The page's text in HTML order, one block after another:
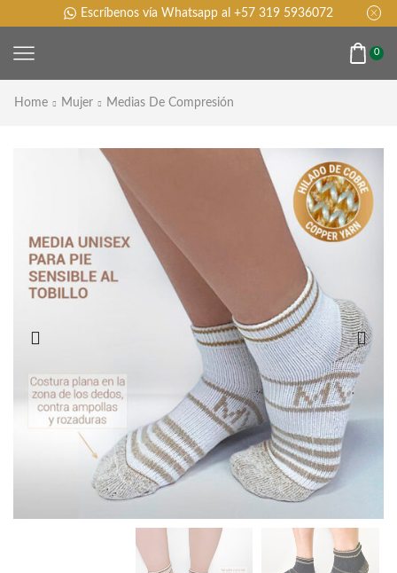
Escríbenos vía Whatsapp al +57 319 5936072
0
Home Mujer Medias De Compresión